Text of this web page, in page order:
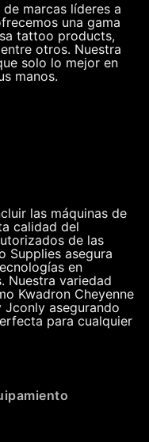
marcas líderes a
una gama
tattoo products,
otros. Nuestra
solo lo mejor en
manos.
las máquinas de
calidad del
de las
Supplies asegura
en
Nuestra variedad
Kwadron Cheyenne
Jconly asegurando
para cualquier